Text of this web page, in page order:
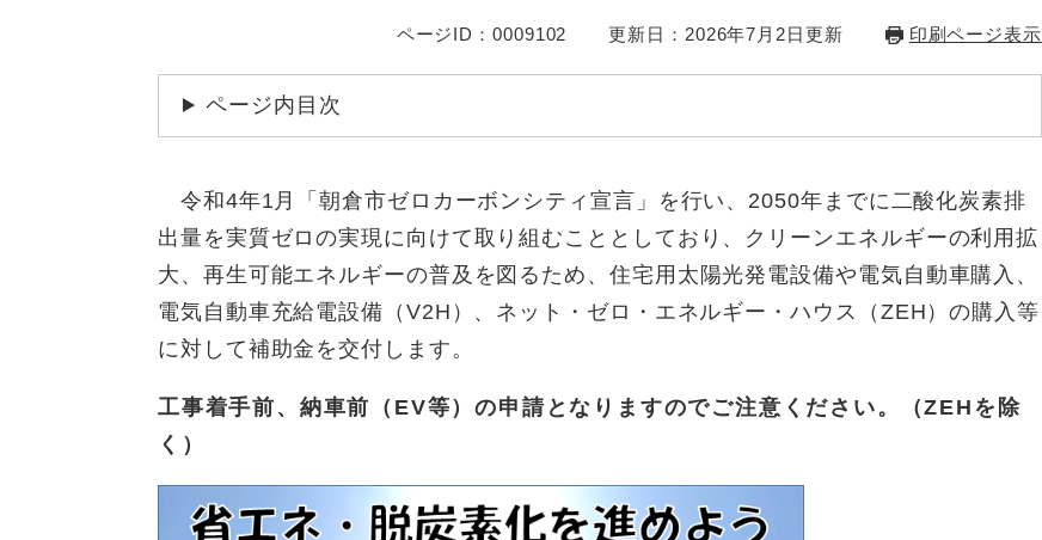
ページID：0009102 更新日：2026年7月2日更新 印刷ページ表示
ページ内目次
令和4年1月「朝倉市ゼロカーボンシティ宣言」を行い、2050年までに二酸化炭素排
出量を実質ゼロの実現に向けて取り組むこととしており、クリーンエネルギーの利用拡
大、再生可能エネルギーの普及を図るため、住宅用太陽光発電設備や電気自動車購入、
電気自動車充給電設備（V2H）、ネット・ゼロ・エネルギー・ハウス（ZEH）の購入等
に対して補助金を交付します。
工事着手前、納車前（EV等）の申請となりますのでご注意ください。（ZEHを除
く）